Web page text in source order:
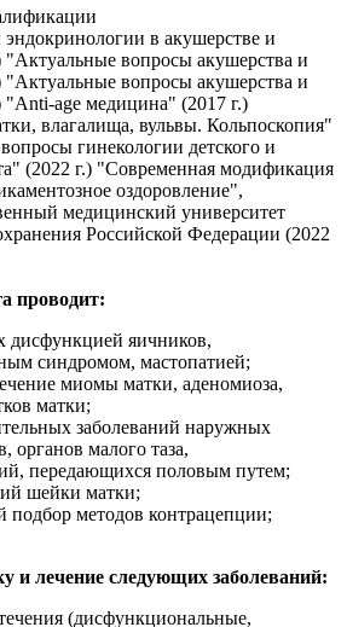
в акушерстве и
"Актуальные вопросы акушерства и
"Актуальные вопросы акушерства и
"Anti-age медицина" (2017 г.)
влагалища, вульвы. Кольпоскопия"
гинекологии детского и
(2022 г.) "Современная модификация
оздоровление",
медицинский университет
Российской Федерации (2022
проводит:
дисфункцией яичников,
синдромом, мастопатией;
миомы матки, аденомиоза,
матки;
заболеваний наружных
органов малого таза,
передающихся половым путем;
шейки матки;
подбор методов контрацепции;
и лечение следующих заболеваний:
(дисфункциональные,